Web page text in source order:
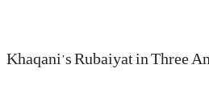
Khaqani’s Rubaiyat in Three